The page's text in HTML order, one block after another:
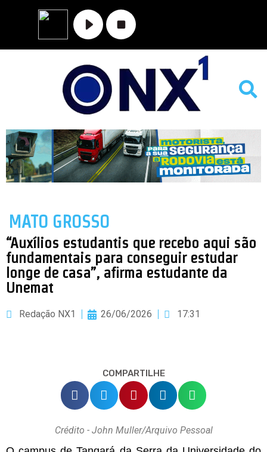
MATO GROSSO
“Auxílios estudantis que recebo aqui são
fundamentais para conseguir estudar
longe de casa”, afirma estudante da
Unemat
Redação NX1 26/06/2026 17:31
COMPARTILHE
Crédito - John Muller/Arquivo Pessoal